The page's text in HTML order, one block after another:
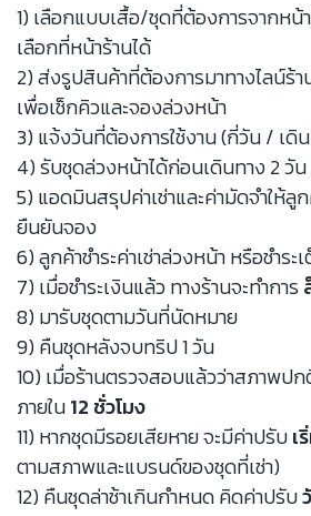
1) เลือกแบบเสื้อ/ชุดที่ต้องการจากหน้
เลือกที่หน้าร้านได้
2) ส่งรูปสินค้าที่ต้องการมาทางไลน์ร้า
เพื่อเช็กคิวและจองล่วงหน้า
3) แจ้งวันที่ต้องการใช้งาน (กี่วัน / เดิ
4) รับชุดล่วงหน้าได้ก่อนเดินทาง 2 วัน
5) แอดมินสรุปค่าเช่าและค่ามัดจำให้
ยืนยันจอง
6) ลูกค้าชำระค่าเช่าล่วงหน้า หรือชำร
7) เมื่อชำระเงินแล้ว ทางร้านจะทำการ
8) มารับชุดตามวันที่นัดหมาย
9) คืนชุดหลังจบทริป 1 วัน
10) เมื่อร้านตรวจสอบแล้วว่าสภาพป
ภายใน12 ชั่วโมง
11) หากชุดมีรอยเสียหาย จะมีค่าปรับเ
ตามสภาพและแบรนด์ของชุดที่เช่า)
12) คืนชุดล่าช้าเกินกำหนด คิดค่าปรับ